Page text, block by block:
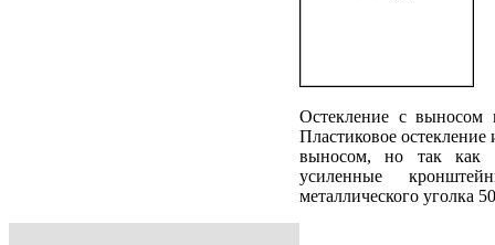
Остекление с
Пластиковое
выносом, но так как
усиленные
металлического уголка